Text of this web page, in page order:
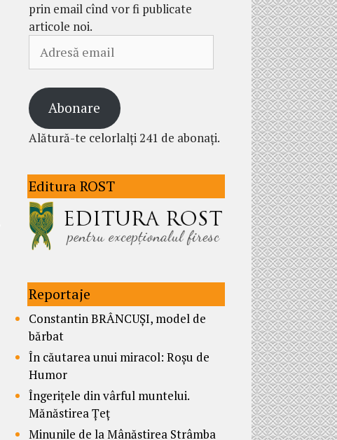
prin email cînd vor fi publicate
articole noi.
email
Abonare
Alătură-te celorlalți 241 de abonați.
Editura ROST
Reportaje
Constantin BRÂNCUȘI, model de
bărbat
În căutarea unui miracol: Roșu de
Humor
Îngerițele din vârful muntelui.
Mănăstirea Țeț
Minunile de la Mânăstirea Strâmba